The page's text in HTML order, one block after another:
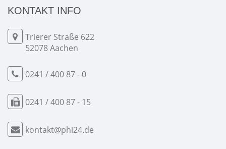
KONTAKT INFO
Trierer Straße 622
52078 Aachen
0241 / 400 87 - 0
0241 / 400 87 - 15
kontakt@phi24.de